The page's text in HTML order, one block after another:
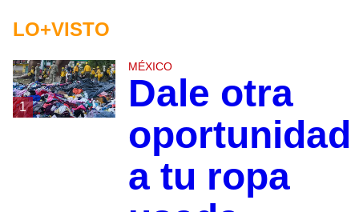
LO+VISTO
1
MÉXICO
Dale otra
oportunidad
a tu ropa